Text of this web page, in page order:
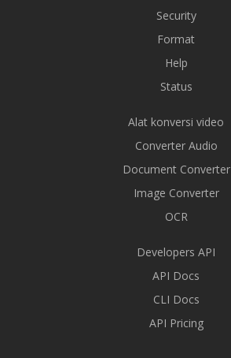
Security
Format
Help
Status
Alat konversi video
Converter Audio
Document Converter
Image Converter
OCR
Developers API
API Docs
CLI Docs
API Pricing